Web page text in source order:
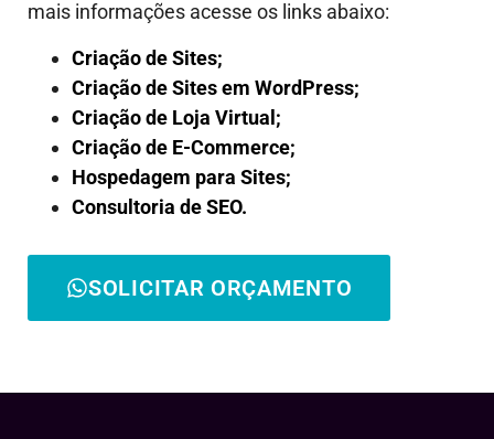
mais informações acesse os links abaixo:
Criação de Sites;
Criação de Sites em WordPress;
Criação de Loja Virtual;
Criação de E-Commerce;
Hospedagem para Sites;
Consultoria de SEO.
SOLICITAR ORÇAMENTO